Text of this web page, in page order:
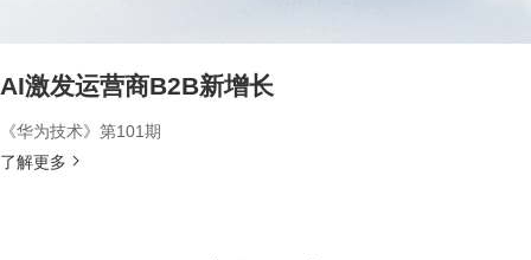
AI激发运营商B2B新增长
《华为技术》第101期
了解更多